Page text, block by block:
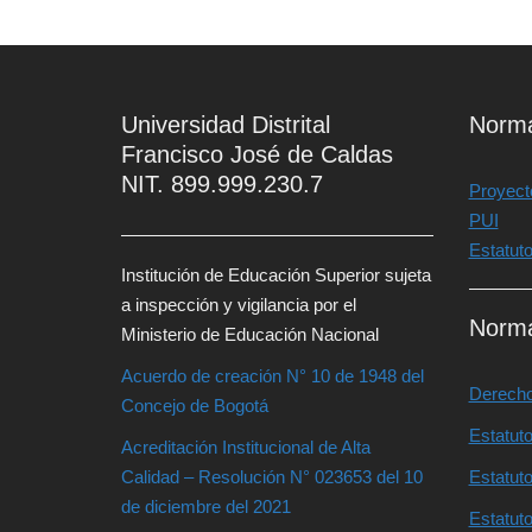
Universidad Distrital
Francisco José de Caldas
NIT. 899.999.230.7
Institución de Educación Superior sujeta
a inspección y vigilancia por el
Ministerio de Educación Nacional
Acuerdo de creación N° 10 de 1948 del
Concejo de Bogotá
Acreditación Institucional de Alta
Calidad – Resolución N° 023653 del 10
de diciembre del 2021
PUI